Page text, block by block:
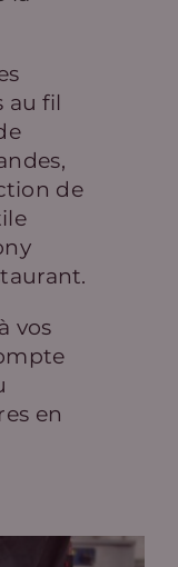
au fil
de
vos
en